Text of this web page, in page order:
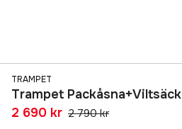
TRAMPET
Trampet Packåsna+Viltsäck
2 690 kr 2 790 kr